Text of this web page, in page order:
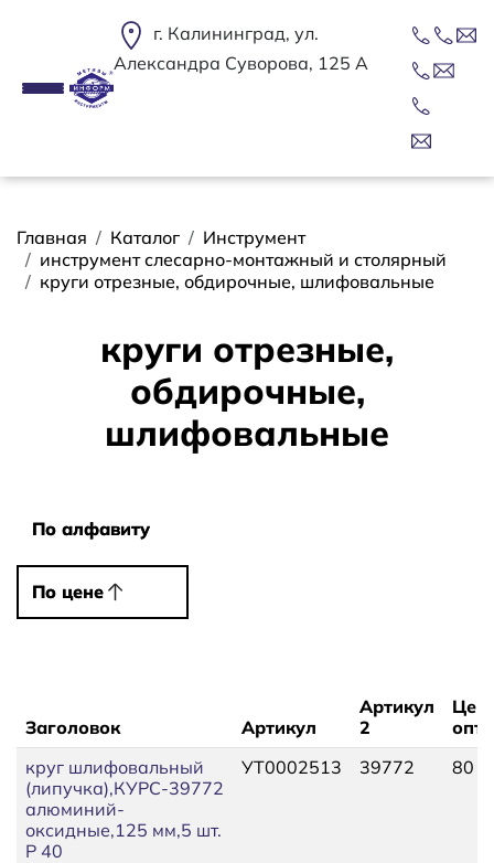
г. Калининград, ул.
Александра Суворова, 125 А
Строка навигации
Главная Каталог
Инструмент
инструмент слесарно-монтажный и столярный
круги отрезные, обдирочные, шлифовальные
круги отрезные,
обдирочные,
шлифовальные
По алфавиту
По алфавиту
По цене
По цене
Заголовок Артикул
Артикул
2
опт,
круг шлифовальный
(липучка),КУРС-39772
алюминий-
оксидные,125 мм,5 шт.
Р 40
УТ0002513 39772 80